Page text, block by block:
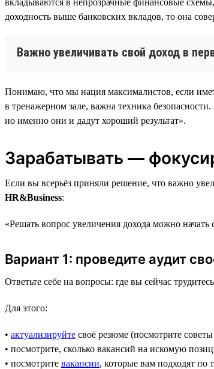
доходность выше банковских вкладов, то она
Важно увеличивать свой доход в
Понимаю, что мы нация максималистов, если
в тренажерном зале, важна техника
но именно они и дадут хороший результат».
Зарабатывать —
Если вы всерьёз приняли решение, что важно
HR&Business:
«Решать вопрос увеличения дохода можно
Вариант 1: проведите аудит
Ответьте себе на вопросы: где вы сейчас
Для этого:
• актуализируйте своё резюме (посмотрите
• посмотрите, сколько вакансий на искомую
• посмотрите вакансии, которые вам подходят